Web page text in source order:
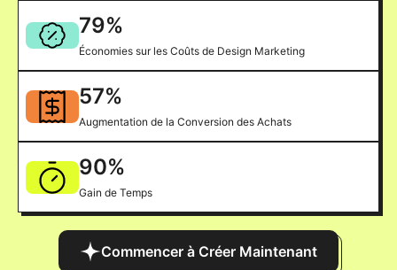
79%
Économies sur les Coûts de Design Marketing
57%
Augmentation de la Conversion des Achats
90%
Gain de Temps
Commencer à Créer Maintenant